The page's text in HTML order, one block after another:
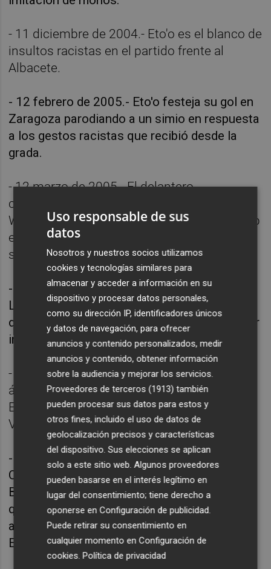
- 11 diciembre de 2004.- Eto'o es el blanco de
insultos racistas en el partido frente al
Albacete.
- 12 febrero de 2005.- Eto'o festeja su gol en
Zaragoza parodiando a un simio en respuesta
a los gestos racistas que recibió desde la
grada.
- 12 marzo de 2005.- El delantero
costarricense del Málaga Paulo César
Wanchope golpea a un aficionado de su club
en La Rosaleda después de que profiriese
sonidos de mono.
- 20 marzo de 2005.- Ronaldo Nazario de
Lima lanza una botella de agua hacia la grada
de La Rosaleda malagueña después de recibir
insultos racistas de aficionados.
- 16 abril de 2005.- Lanzan un plátano en el
área defendida por el guardameta del
Espanyol Carlos Kameni en el estadio
Vicente Calderón.
- 15 enero 2006.- El entrenador Javier
Clemente dice en la rueda de prensa tras
Barcelona-Athletic de Bilbao: "creía que los
que escupían son los que bajan del árbol", en
alusión al escupitajo que Eto'o le lanzó Unai
Expósito.
Uso responsable de sus
datos
Nosotros y nuestros socios utilizamos
cookies y tecnologías similares para
almacenar y acceder a información en su
dispositivo y procesar datos personales,
como su dirección IP, identificadores únicos
y datos de navegación, para ofrecer
anuncios y contenido personalizados, medir
anuncios y contenido, obtener información
sobre la audiencia y mejorar los servicios.
Proveedores de terceros (1913) también
pueden procesar sus datos para estos y
otros fines, incluido el uso de datos de
geolocalización precisos y características
del dispositivo. Sus elecciones se aplican
solo a este sitio web. Algunos proveedores
pueden basarse en el interés legítimo en
lugar del consentimiento; tiene derecho a
oponerse enConfiguración de publicidad.
Puede retirar su consentimiento en
cualquier momento enConfiguración de
cookies.Política de privacidad